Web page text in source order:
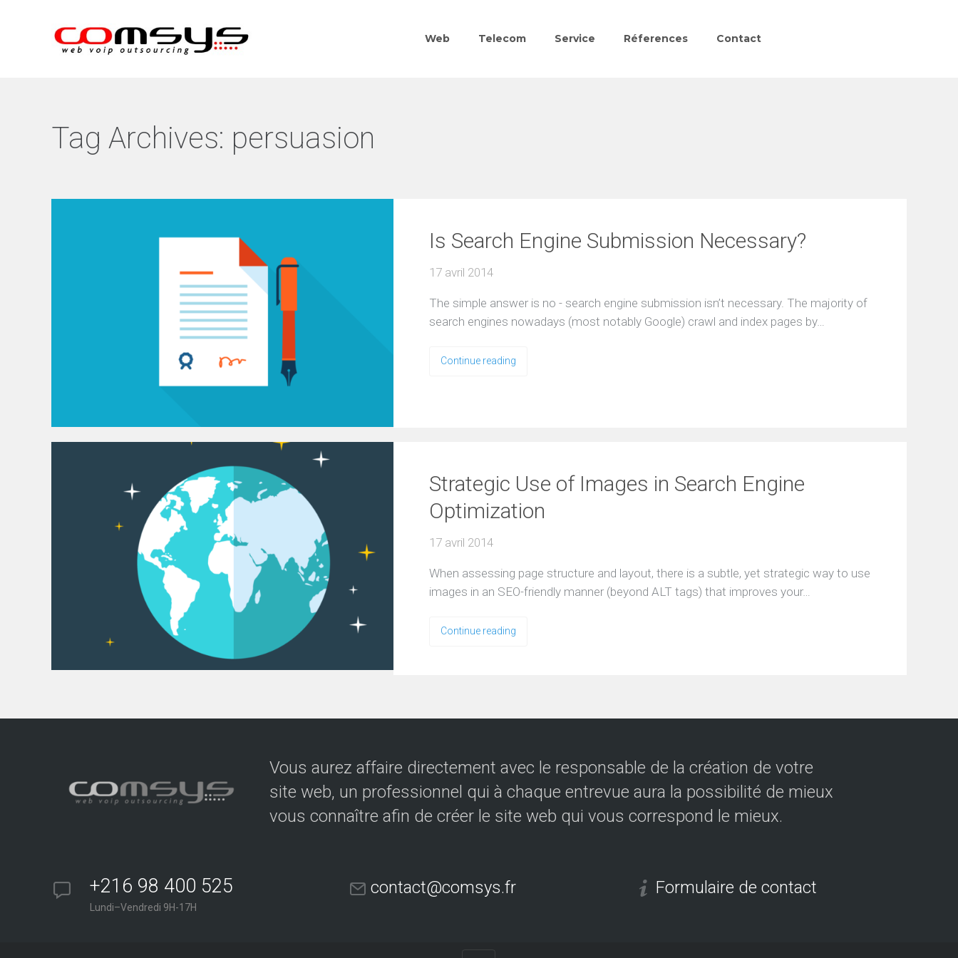
Web Telecom Service Réferences Contact
Tag Archives: persuasion
Is Search Engine Submission Necessary?
17 avril 2014
The simple answer is no - search engine submission isn’t necessary. The majority of
search engines nowadays (most notably Google) crawl and index pages by…
Continue reading
Strategic Use of Images in Search Engine
Optimization
17 avril 2014
When assessing page structure and layout, there is a subtle, yet strategic way to use
images in an SEO-friendly manner (beyond ALT tags) that improves your…
Continue reading
Vous aurez affaire directement avec le responsable de la création de votre
site web, un professionnel qui à chaque entrevue aura la possibilité de mieux
vous connaître afin de créer le site web qui vous correspond le mieux.
+216 98 400 525
Lundi–Vendredi 9H-17H
contact@comsys.fr Formulaire de contact